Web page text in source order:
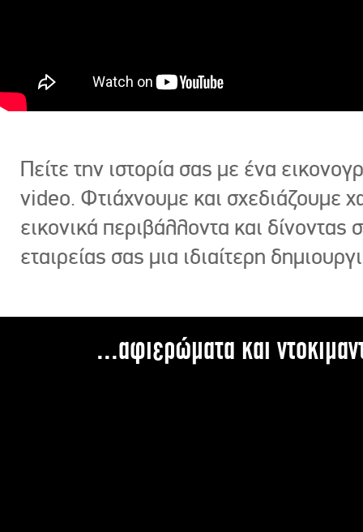
Πείτε την ιστορία σας με ένα
video. Φτιάχνουμε και σχεδιάζουμε
εικονικά περιβάλλοντα και δίνοντας
εταιρείας σας μια ιδιαίτερη
...αφιερώματα και